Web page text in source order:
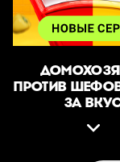
ПРОТИВ
ЗА